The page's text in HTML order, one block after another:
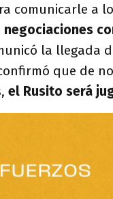
comunicarle a
negociaciones
la llegada
que de
el Rusito será